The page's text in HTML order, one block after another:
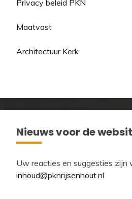
Privacy beleid PKN
Maatvast
Architectuur Kerk
Nieuws voor de
Uw reacties en suggesties zijn
inhoud@pknrijsenhout.nl